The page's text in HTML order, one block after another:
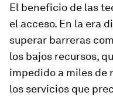
El beneficio de las
el acceso. En la era
superar barreras
los bajos recursos,
impedido a miles de
los servicios que